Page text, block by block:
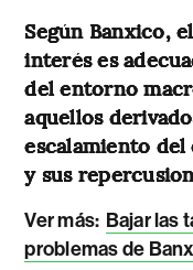
Según Banxico,
interés es
del entorno
aquellos
escalamiento
y sus
Ver más: Bajar las
problemas de